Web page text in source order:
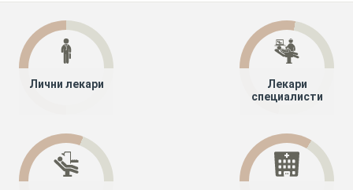
Лични лекари
Лекари
специалисти